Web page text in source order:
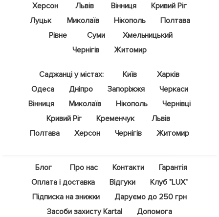
Херсон
Львів Вінниця
Кривий Ріг
Луцьк
Миколаїв Нікополь
Полтава
Рівне
Суми
Хмельницький
Чернігів
Житомир
Саджанці у містах: Київ
Харків
Одеса
Дніпро Запоріжжя
Черкаси
Вінниця
Миколаїв Нікополь
Чернівці
Кривий Ріг
Кременчук
Львів
Полтава
Херсон Чернігів Житомир
Блог Про нас Контакти
Гарантія
Оплата і доставка
Відгуки
Клуб "LUX"
Підписка на знижки
Даруємо до 250 грн
Засоби захисту Kartal
Допомога